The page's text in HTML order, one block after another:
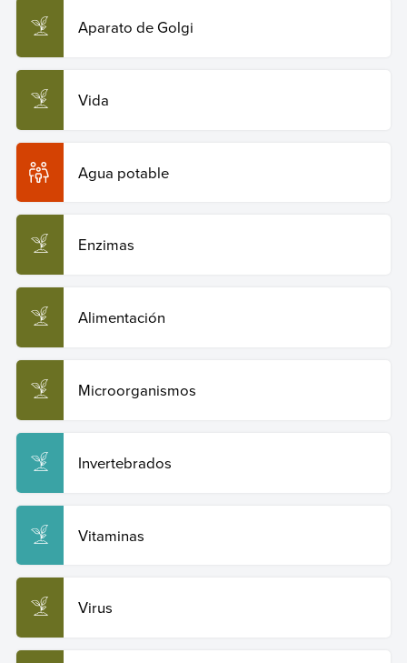
Aparato de Golgi
Vida
Agua potable
Enzimas
Alimentación
Microorganismos
Invertebrados
Vitaminas
Virus